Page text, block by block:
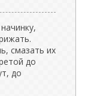
смазать их
до
до